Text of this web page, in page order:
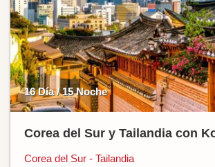
16 Día / 15 Noche
Corea del Sur y Tailandia con
Corea del Sur - Tailandia